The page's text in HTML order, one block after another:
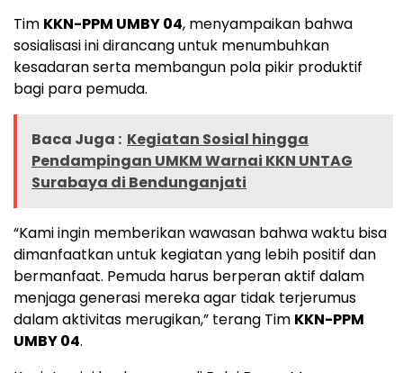
Tim KKN-PPM UMBY 04, menyampaikan bahwa
sosialisasi ini dirancang untuk menumbuhkan
kesadaran serta membangun pola pikir produktif
bagi para pemuda.
Baca Juga : Kegiatan Sosial hingga
Pendampingan UMKM Warnai KKN UNTAG
Surabaya di Bendunganjati
“Kami ingin memberikan wawasan bahwa waktu bisa
dimanfaatkan untuk kegiatan yang lebih positif dan
bermanfaat. Pemuda harus berperan aktif dalam
menjaga generasi mereka agar tidak terjerumus
dalam aktivitas merugikan,” terang Tim KKN-PPM
UMBY 04.